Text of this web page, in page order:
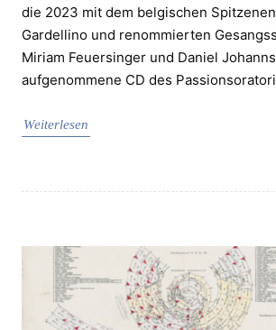
die 2023 mit dem belgischen
Gardellino und renommierten
Miriam Feuersinger und Daniel
aufgenommene CD des
Weiterlesen